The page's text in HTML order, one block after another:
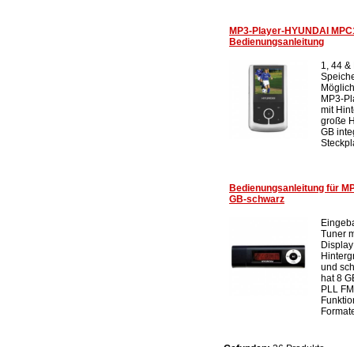
MP3-Player-HYUNDAI
Bedienungsanleitung
1, 44
MP3-
mit
große
GB
Bedienungsanleitung für
GB-schwarz
Tuner
und
hat 8
PLL